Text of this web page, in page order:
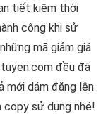
tiết kiệm thời
công khi sử
mã giảm giá
đều đã
mới dám đăng lên
copy sử dụng nhé!